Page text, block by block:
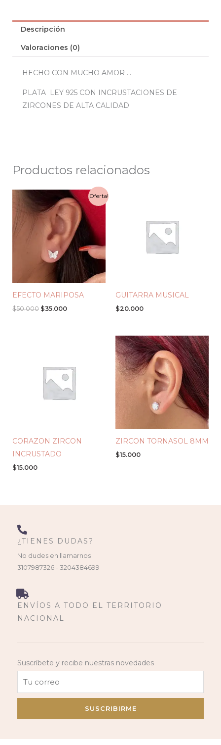
Descripción
Valoraciones (0)
HECHO CON MUCHO AMOR …
PLATA LEY 925 CON INCRUSTACIONES DE
ZIRCONES DE ALTA CALIDAD
Productos relacionados
¡Oferta!
EFECTO MARIPOSA
$50.000
precio
original
era:
$50.000.
$35.000
El
precio
actual
$35.000.
GUITARRA MUSICAL
$20.000
CORAZON ZIRCON
INCRUSTADO
$15.000
ZIRCON TORNASOL 8MM
$15.000
¿TIENES DUDAS?
No dudes en llamarnos
3107987326 - 3204384699
ENVÍOS A TODO EL TERRITORIO
NACIONAL
Suscríbete y recibe nuestras novedades
SUSCRIBIRME